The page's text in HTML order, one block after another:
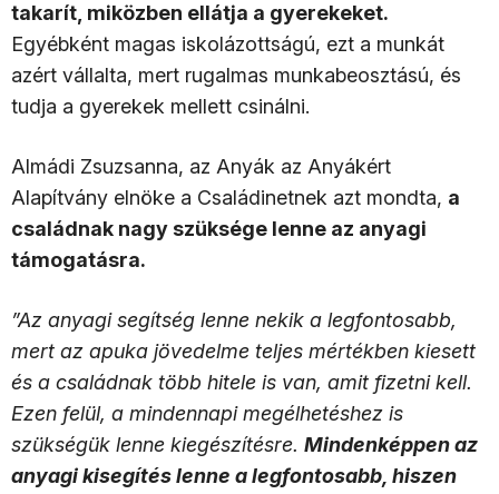
takarít, miközben ellátja a gyerekeket.
Egyébként magas iskolázottságú, ezt a munkát
azért vállalta, mert rugalmas munkabeosztású, és
tudja a gyerekek mellett csinálni.
Almádi Zsuzsanna, az Anyák az Anyákért
Alapítvány elnöke a Családinetnek azt mondta, a
családnak nagy szüksége lenne az anyagi
támogatásra.
”Az anyagi segítség lenne nekik a legfontosabb,
mert az apuka jövedelme teljes mértékben kiesett
és a családnak több hitele is van, amit fizetni kell.
Ezen felül, a mindennapi megélhetéshez is
szükségük lenne kiegészítésre. Mindenképpen az
anyagi kisegítés lenne a legfontosabb, hiszen